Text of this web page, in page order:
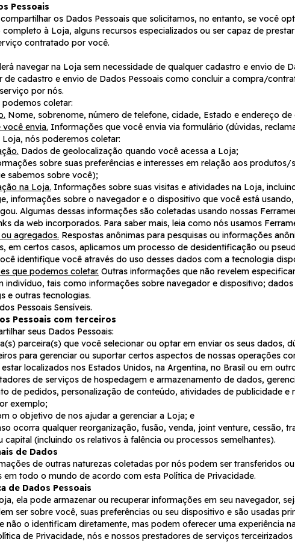
Pessoais
os Dados Pessoais que solicitamos, no entanto, se você
à Loja, alguns recursos especializados ou ser capaz de
contratado por você.
navegar na Loja sem necessidade de qualquer cadastro e envio de
de cadastro e envio de Dados Pessoais como concluir a compra/
por nós.
coletar:
Nome, sobrenome, número de telefone, cidade, Estado e endereço de
envia. Informações que você envia via formulário (dúvidas,
nós poderemos coletar:
Dados de geolocalização quando você acessa a Loja;
sobre suas preferências e interesses em relação aos
sabemos sobre você);
na Loja. Informações sobre suas visitas e atividades na Loja,
informações sobre o navegador e o dispositivo que você está
Algumas dessas informações são coletadas usando nossas
da web incorporados. Para saber mais, leia como nós usamos
agregados. Respostas anônimas para pesquisas ou informações
em certos casos, aplicamos um processo de desidentificação ou
identifique você através do uso desses dados com a tecnologia
que podemos coletar. Outras informações que não revelem
indivíduo, tais como informações sobre navegador e dispositivo;
e outras tecnologias.
Pessoais Sensíveis.
Pessoais com terceiros
seus Dados Pessoais:
parceira(s) que você selecionar ou optar em enviar os seus dados,
para gerenciar ou suportar certos aspectos de nossas operações
localizados nos Estados Unidos, na Argentina, no Brasil ou em
de serviços de hospedagem e armazenamento de dados,
de pedidos, personalização de conteúdo, atividades de publicidade
exemplo;
o objetivo de nos ajudar a gerenciar a Loja; e
ocorra qualquer reorganização, fusão, venda, joint venture, cessão,
capital (incluindo os relativos à falência ou processos semelhantes).
de Dados
de outras naturezas coletadas por nós podem ser transferidos
em todo o mundo de acordo com esta Política de Privacidade.
de Dados Pessoais
ela pode armazenar ou recuperar informações em seu navegador,
ser sobre você, suas preferências ou seu dispositivo e são usadas
não o identificam diretamente, mas podem oferecer uma experiência
de Privacidade, nós e nossos prestadores de serviços